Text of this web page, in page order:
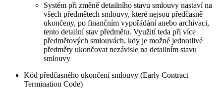
Systém při změně detailního stavu smlouvy nastaví na
všech předmětech smlouvy, které nejsou předčasně
ukončeny, po finančním vypořádání anebo archivaci,
tento detailní stav předmětu. Využití teda při více
předmětových smlouvách, kdy je možné jednotlivé
předměty ukončovat nezávisle na detailním stavu
smlouvy
Kód předčasného ukončení smlouvy (Early Contract
Termination Code)